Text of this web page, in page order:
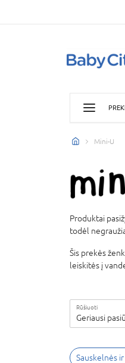
Mini-U
Produktai
todėl
Šis prekės
leiskitės į
Rūšiuoti
Geriausi
Sauskelnės